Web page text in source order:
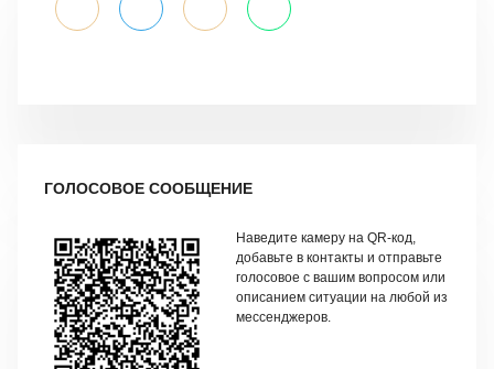
ГОЛОСОВОЕ СООБЩЕНИЕ
Наведите камеру на QR-код,
добавьте в контакты и отправьте
голосовое с вашим вопросом или
описанием ситуации на любой из
мессенджеров.